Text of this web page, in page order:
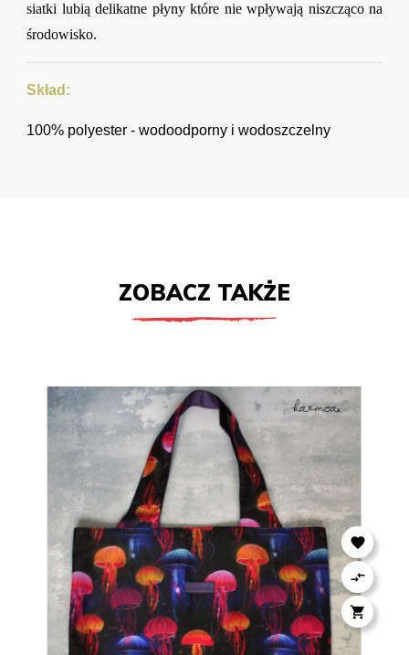
siatki lubią delikatne płyny które nie wpływają niszcząco na
środowisko.
Skład:
100% polyester - wodoodporny i wodoszczelny
ZOBACZ TAKŻE


